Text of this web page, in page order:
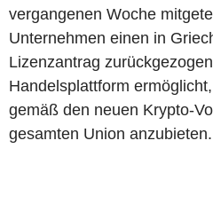
vergangenen Woche
Unternehmen einen in
Lizenzantrag
Handelsplattform
gemäß den neuen Krypto-
gesamten Union anzubieten.